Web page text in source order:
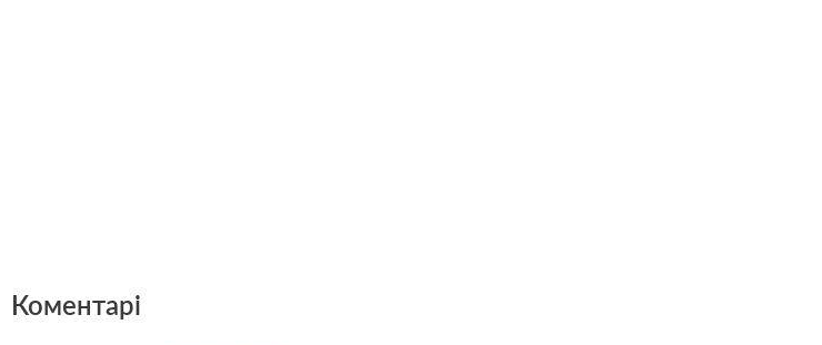
Коментарі